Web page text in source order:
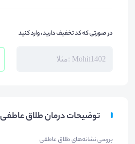
در صورتی که کد تخفیف دارید، وارد کنید
توضیحات درمان طلاق عاطفی
بررسی نشانه‌های طلاق عاطفی